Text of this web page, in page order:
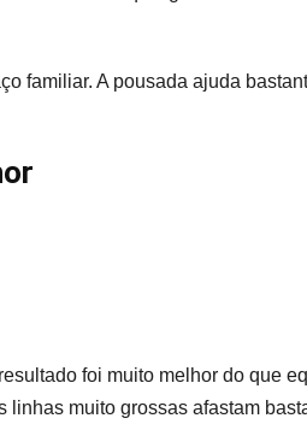
familiar. A pousada ajuda
foi muito melhor do que
linhas muito grossas afastam